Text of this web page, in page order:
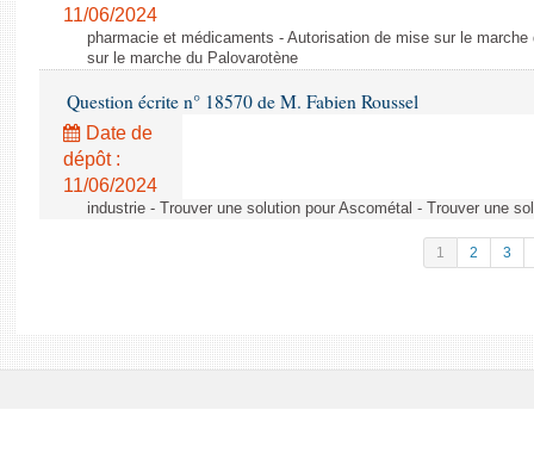
11/06/2024
pharmacie et médicaments - Autorisation de mise sur le
sur le marche du Palovarotène
Question écrite n° 18570 de M. Fabien Roussel
Date de
dépôt :
11/06/2024
industrie - Trouver une solution pour Ascométal - Trouver une
1 2 3